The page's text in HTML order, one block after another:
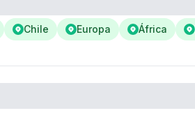
Chile Europa África